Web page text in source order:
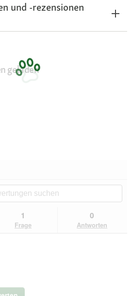
und -rezensionen
geladen
1
Frage
0
Antworten